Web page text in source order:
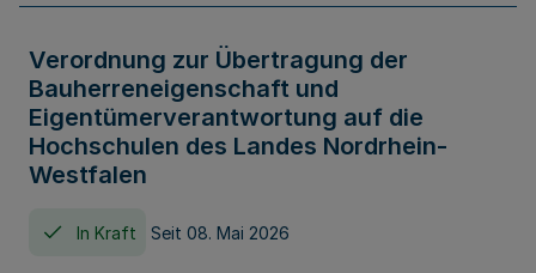
Verordnung zur Übertragung der
Bauherreneigenschaft und
Eigentümerverantwortung auf die
Hochschulen des Landes Nordrhein-
Westfalen
In Kraft Seit 08. Mai 2026